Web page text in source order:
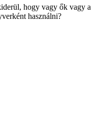
hogy vagy ők vagy a
használni?